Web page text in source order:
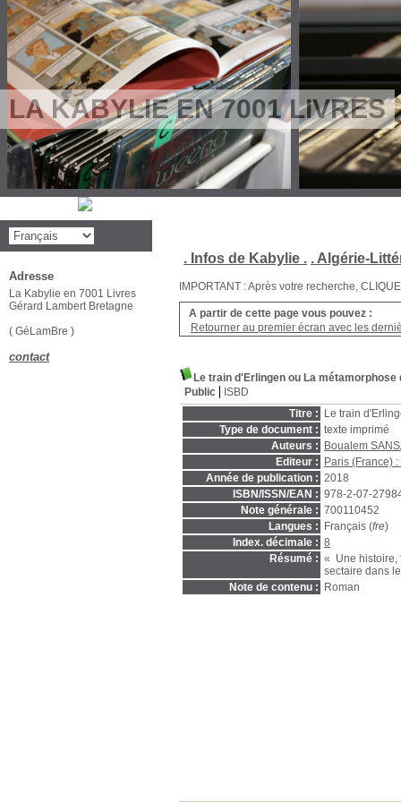
LA KABYLIE EN 7001 LIVRES
. Infos de Kabylie . . Algérie-
IMPORTANT : Après votre recherche,
A partir de cette page vous pouvez :
Retourner au premier écran avec les
Le train d'Erlingen ou La métamorphose
Public
ISBD
Titre :
Le train
Type de document : texte imprimé
Auteurs :
Boualem
Editeur :
Paris (France)
Année de publication : 2018
ISBN/ISSN/EAN : 978-2-07-
Note générale : 700110452
Langues :
Français (fre)
Index. décimale : 8
Résumé : « Une histoire,
sectaire dans
Note de contenu :
Roman
Adresse
La Kabylie en 7001 Livres
Gérard Lambert Bretagne
( GéLamBre )
contact